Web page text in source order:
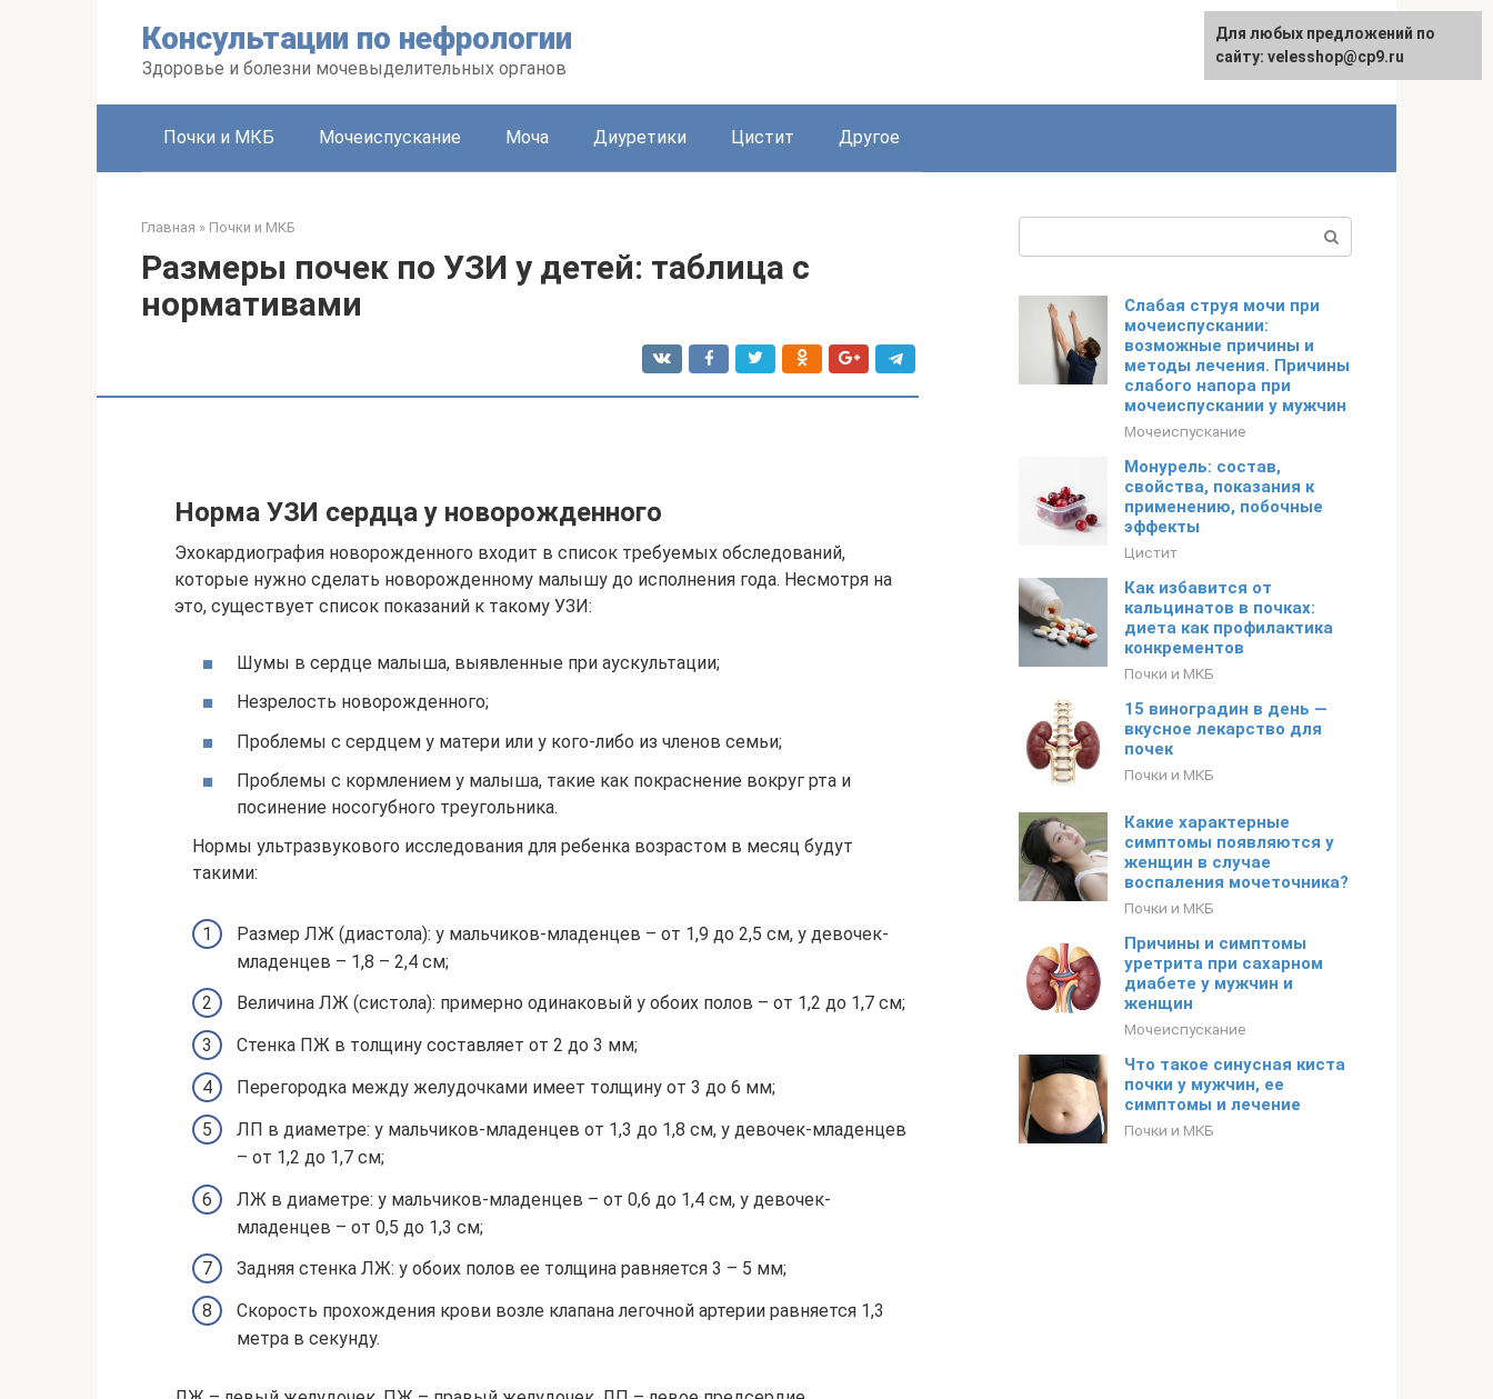
Консультации по нефрологии
Здоровье и болезни мочевыделительных органов
Почки и МКБ Мочеиспускание Моча Диуретики Цистит Другое
Главная » Почки и МКБ
Размеры почек по УЗИ у детей: таблица с
нормативами
Норма УЗИ сердца у новорожденного
Эхокардиография новорожденного входит в список требуемых обследований,
которые нужно сделать новорожденному малышу до исполнения года. Несмотря на
это, существует список показаний к такому УЗИ:
Шумы в сердце малыша, выявленные при аускультации;
Незрелость новорожденного;
Проблемы с сердцем у матери или у кого-либо из членов семьи;
Проблемы с кормлением у малыша, такие как покраснение вокруг рта и
посинение носогубного треугольника.
Нормы ультразвукового исследования для ребенка возрастом в месяц будут
такими:
Размер ЛЖ (диастола): у мальчиков-младенцев – от 1,9 до 2,5 см, у девочек-
младенцев – 1,8 – 2,4 см;
Величина ЛЖ (систола): примерно одинаковый у обоих полов – от 1,2 до 1,7 см;
Стенка ПЖ в толщину составляет от 2 до 3 мм;
Перегородка между желудочками имеет толщину от 3 до 6 мм;
ЛП в диаметре: у мальчиков-младенцев от 1,3 до 1,8 см, у девочек-младенцев
– от 1,2 до 1,7 см;
ЛЖ в диаметре: у мальчиков-младенцев – от 0,6 до 1,4 см, у девочек-
младенцев – от 0,5 до 1,3 см;
Задняя стенка ЛЖ: у обоих полов ее толщина равняется 3 – 5 мм;
Скорость прохождения крови возле клапана легочной артерии равняется 1,3
метра в секунду.
Слабая струя мочи при
мочеиспускании:
возможные причины и
методы лечения. Причины
слабого напора при
мочеиспускании у мужчин
Мочеиспускание
Монурель: состав,
свойства, показания к
применению, побочные
эффекты
Цистит
Как избавится от
кальцинатов в почках:
диета как профилактика
конкрементов
Почки и МКБ
15 виноградин в день —
вкусное лекарство для
почек
Почки и МКБ
Какие характерные
симптомы появляются у
женщин в случае
воспаления мочеточника?
Почки и МКБ
Причины и симптомы
уретрита при сахарном
диабете у мужчин и
женщин
Мочеиспускание
Что такое синусная киста
почки у мужчин, ее
симптомы и лечение
Почки и МКБ
Для любых предложений по
сайту: velesshop@cp9.ru